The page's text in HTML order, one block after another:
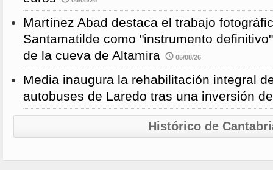
Martínez Abad destaca el trabajo
Santamatilde como "instrumento
de la cueva de Altamira
05/08/26
Media inaugura la rehabilitación integral
autobuses de Laredo tras una inversión
Histórico de